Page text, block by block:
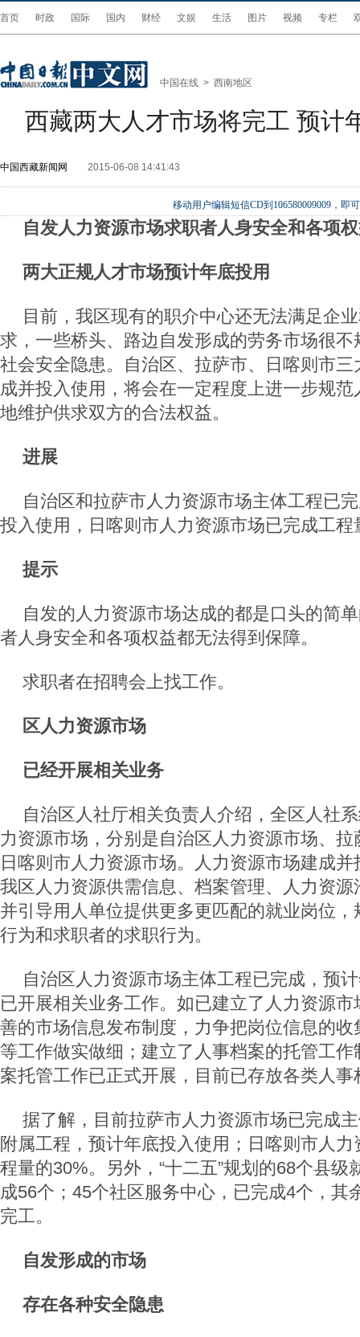
首页 时政 国际 国内 财经 文娱 生活 图片 视频 专栏
中国在线 > 西南地区
西藏两大人才市场将完工 预计
中国西藏新闻网 2015-06-08 14:41:43
移动用户编辑短信CD到106580009009，即
自发人力资源市场求职者人身安全和各项
两大正规人才市场预计年底投用
目前，我区现有的职介中心还无法满足企
求，一些桥头、路边自发形成的劳务市场很
社会安全隐患。自治区、拉萨市、日喀则市
成并投入使用，将会在一定程度上进一步规
地维护供求双方的合法权益。
进展
自治区和拉萨市人力资源市场主体工程已
投入使用，日喀则市人力资源市场已完成工程
提示
自发的人力资源市场达成的都是口头的简
者人身安全和各项权益都无法得到保障。
求职者在招聘会上找工作。
区人力资源市场
已经开展相关业务
自治区人社厅相关负责人介绍，全区人社
力资源市场，分别是自治区人力资源市场、
日喀则市人力资源市场。人力资源市场建成
我区人力资源供需信息、档案管理、人力资
并引导用人单位提供更多更匹配的就业岗位
行为和求职者的求职行为。
自治区人力资源市场主体工程已完成，预
已开展相关业务工作。如已建立了人力资源
善的市场信息发布制度，力争把岗位信息的
等工作做实做细；建立了人事档案的托管工
案托管工作已正式开展，目前已存放各类人事
据了解，目前拉萨市人力资源市场已完成
附属工程，预计年底投入使用；日喀则市人
程量的30%。另外，“十二五”规划的68个县级
成56个；45个社区服务中心，已完成4个，其
完工。
自发形成的市场
存在各种安全隐患